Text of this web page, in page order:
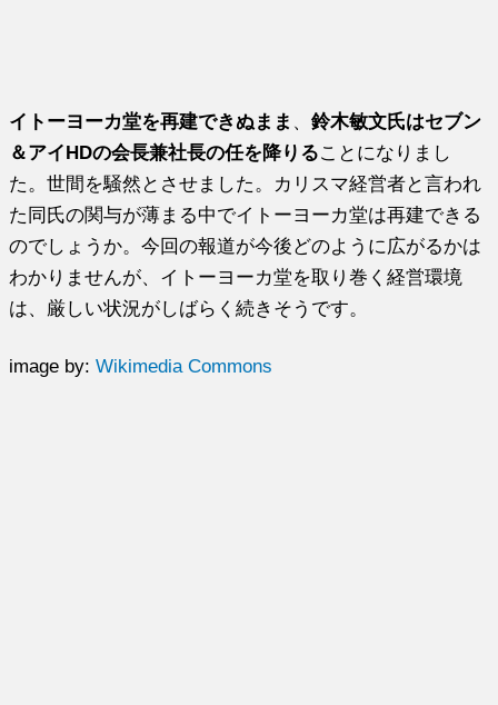
イトーヨーカ堂を再建できぬまま 、鈴木敏文氏はセブン
＆アイHDの会長兼社長の任を降りることになりまし
た。世間を騒然とさせました。カリスマ経営者と言われ
た同氏の関与が薄まる中でイトーヨーカ堂は再建できる
のでしょうか。今回の報道が今後どのように広がるかは
わかりませんが、イトーヨーカ堂を取り巻く経営環境
は、厳しい状況がしばらく続きそうです。
image by:Wikimedia Commons